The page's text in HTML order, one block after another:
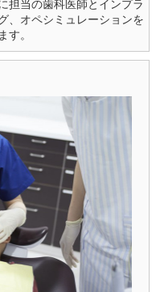
担当の歯科医師とインプラ
、オペシミュレーションを
す。